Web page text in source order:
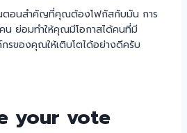
นตอนสำคัญที่คุณต้องโฟกัสกับมัน การ
คน ย่อมทำให้คุณมีโอกาสได้คนที่มี
ของคุณให้เติบโตได้อย่างดีครับ
your vote